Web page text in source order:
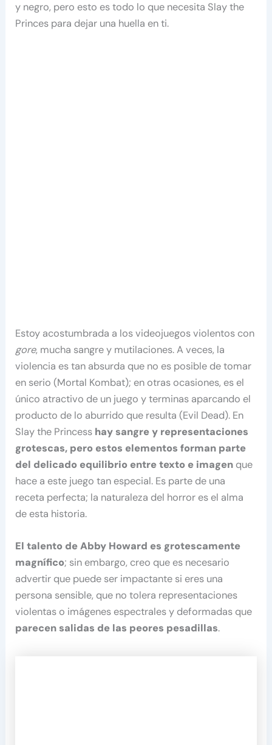
y negro, pero esto es todo lo que necesita Slay the
Princes para dejar una huella en ti.
Estoy acostumbrada a los videojuegos violentos con
gore, mucha sangre y mutilaciones. A veces, la
violencia es tan absurda que no es posible de tomar
en serio (Mortal Kombat); en otras ocasiones, es el
único atractivo de un juego y terminas aparcando el
producto de lo aburrido que resulta (Evil Dead). En
Slay the Princess hay sangre y representaciones
grotescas, pero estos elementos forman parte
del delicado equilibrio entre texto e imagen que
hace a este juego tan especial. Es parte de una
receta perfecta; la naturaleza del horror es el alma
de esta historia.
El talento de Abby Howard es grotescamente
magnífico; sin embargo, creo que es necesario
advertir que puede ser impactante si eres una
persona sensible, que no tolera representaciones
violentas o imágenes espectrales y deformadas que
parecen salidas de las peores pesadillas.